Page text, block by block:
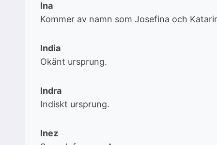
Ina
Kommer av namn som Josefina och
India
Okänt ursprung.
Indra
Indiskt ursprung.
Inez